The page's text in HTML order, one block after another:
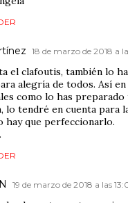
18 de marzo de 2018 a
el clafoutis, también lo
alegría de todos. Así
como lo has preparado
lo tendré en cuenta para
hay que perfeccionarlo.
19 de marzo de 2018 a las